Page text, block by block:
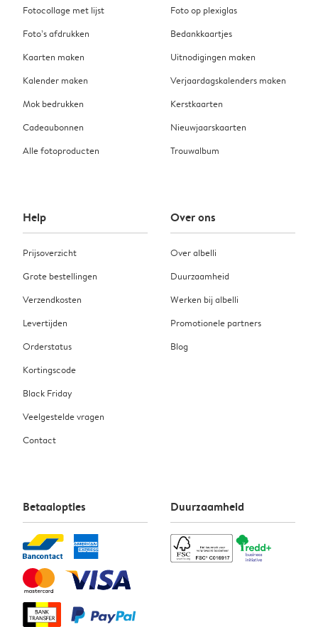
Fotocollage met lijst
Foto’s afdrukken
Kaarten maken
Kalender maken
Mok bedrukken
Cadeaubonnen
Alle fotoproducten
Foto op plexiglas
Bedankkaartjes
Uitnodigingen maken
Verjaardagskalenders maken
Kerstkaarten
Nieuwjaarskaarten
Trouwalbum
Help
Prijsoverzicht
Grote bestellingen
Verzendkosten
Levertijden
Orderstatus
Kortingscode
Black Friday
Veelgestelde vragen
Contact
Over ons
Over albelli
Duurzaamheid
Werken bij albelli
Promotionele partners
Blog
Betaalopties Duurzaamheid